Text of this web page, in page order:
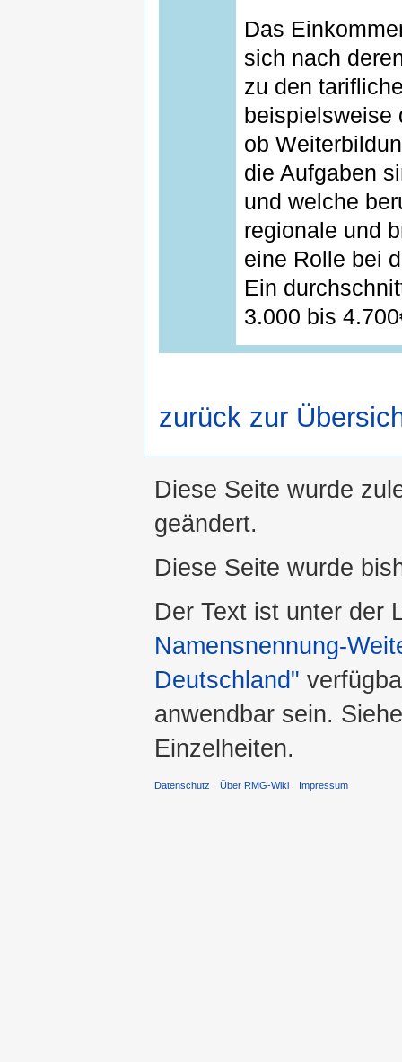
Das
sich nach
zu den
beispielsweise
ob
die Aufgaben
und welche
regionale und
eine Rolle bei
Ein
3.000 bis
zurück zur
Diese Seite wurde
geändert.
Diese Seite wurde
Der Text ist unter der
Namensnennung-
Deutschland"
anwendbar sein.
Einzelheiten.
Datenschutz Über RMG-Wiki Impressum